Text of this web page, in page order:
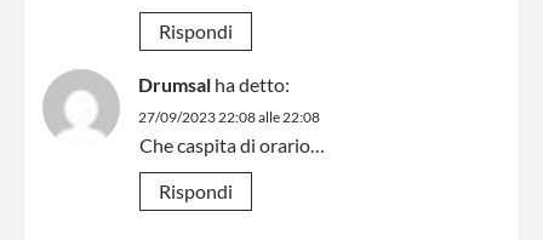
Rispondi
Drumsal ha detto:
27/09/2023 22:08 alle 22:08
Che caspita di orario…
Rispondi